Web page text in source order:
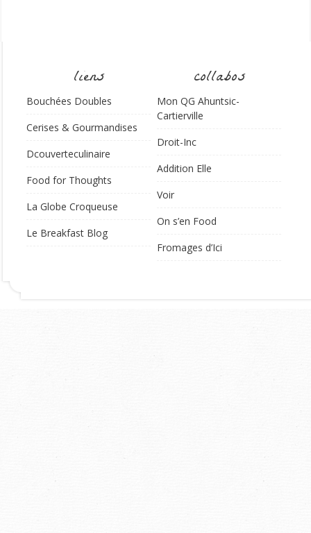
liens
Bouchées Doubles
Cerises & Gourmandises
Dcouverteculinaire
Food for Thoughts
La Globe Croqueuse
Le Breakfast Blog
collabos
Mon QG Ahuntsic-
Cartierville
Droit-Inc
Addition Elle
Voir
On s’en Food
Fromages d’Ici